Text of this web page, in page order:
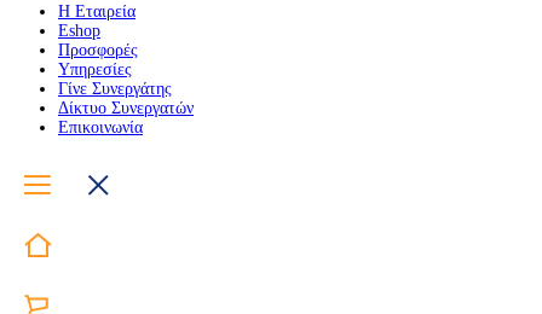
Η Εταιρεία
Eshop
Προσφορές
Υπηρεσίες
Γίνε Συνεργάτης
Δίκτυο Συνεργατών
Επικοινωνία